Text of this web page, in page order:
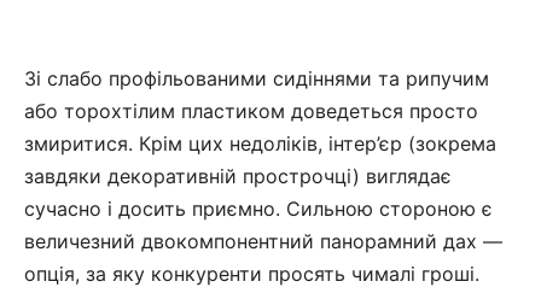
Зі слабо профільованими сидіннями та рипучим
або торохтілим пластиком доведеться просто
змиритися. Крім цих недоліків, інтер’єр (зокрема
завдяки декоративній прострочці) виглядає
сучасно і досить приємно. Сильною стороною є
величезний двокомпонентний панорамний дах —
опція, за яку конкуренти просять чималі гроші.